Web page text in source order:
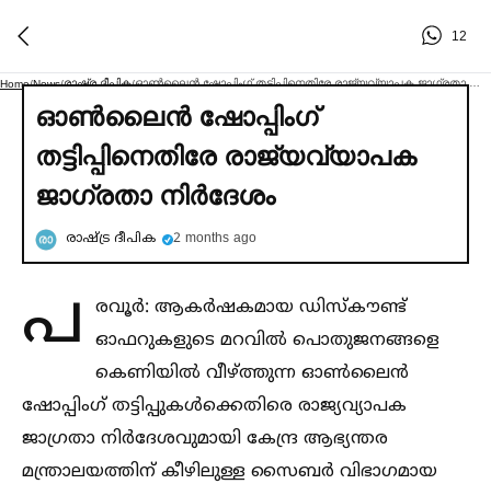
12
Home/News/രാഷ്ട്ര ദീപിക/
ഓണ്‍ലൈൻ ഷോപ്പിംഗ്
തട്ടിപ്പിനെതിരേ രാജ്യവ്യാപക
ജാഗ്രതാ നിര്‍ദേശം
രാഷ്ട്ര ദീപിക 2 months ago
പ
രവൂർ: ആകർഷകമായ ഡിസ്‌കൗണ്ട്
ഓഫറുകളുടെ മറവില്‍ പൊതുജനങ്ങളെ
കെണിയില്‍ വീഴ്ത്തുന്ന ഓണ്‍ലൈൻ
ഷോപ്പിംഗ് തട്ടിപ്പുകള്‍ക്കെതിരെ രാജ്യവ്യാപക
ജാഗ്രതാ നിർദേശവുമായി കേന്ദ്ര ആഭ്യന്തര
മന്ത്രാലയത്തിന് കീഴിലുള്ള സൈബർ വിഭാഗമായ